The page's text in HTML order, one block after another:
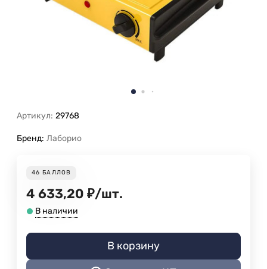
Артикул: 29768
Бренд: Лаборио
46 БАЛЛОВ
4 633,20 ₽/шт.
В наличии
В корзину